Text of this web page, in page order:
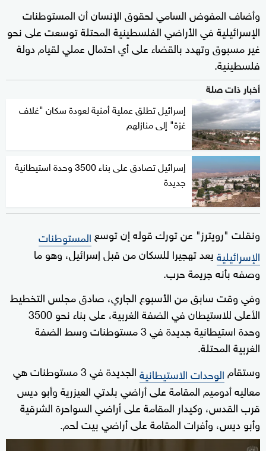
وأضاف المفوض السامي لحقوق الإنسان أن المستوطنات
الإسرائيلية في الأراضي الفلسطينية المحتلة توسعت على نحو
غير مسبوق وتهدد بالقضاء على أي احتمال عملي لقيام دولة
فلسطينية.
أخبار ذات صلة
إسرائيل تطلق عملية أمنية لعودة سكان "غلاف
غزة" إلى منازلهم
إسرائيل تصادق على بناء 3500 وحدة استيطانية
جديدة
ونقلت "رويترز" عن تورك قوله إن توسعالمستوطنات
الإسرائيليةيعد تهجيرا للسكان من قبل إسرائيل، وهو ما
وصفه بأنه جريمة حرب.
وفي وقت سابق من الأسبوع الجاري، صادق مجلس التخطيط
الأعلى للاستيطان في الضفة الغربية، على بناء نحو 3500
وحدة استيطانية جديدة في 3 مستوطنات وسط الضفة
الغربية المحتلة.
وستقامالوحدات الاستيطانية
الجديدة في 3 مستوطنات هي
معاليه أدوميم المقامة على أراضي بلدتي العيزرية وأبو ديس
قرب القدس، وكيدار المقامة على أراضي السواحرة الشرقية
وأبو ديس، وأفرات المقامة على أراضي بيت لحم.